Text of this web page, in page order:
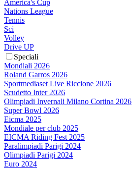
America's Cup
Nations League
Tennis
Sci
Volley
Drive UP
Speciali
Mondiali 2026
Roland Garros 2026
Sportmediaset Live Riccione 2026
Scudetto Inter 2026
Olimpiadi Invernali Milano Cortina 2026
Super Bowl 2026
Eicma 2025
Mondiale per club 2025
EICMA Riding Fest 2025
Paralimpiadi Parigi 2024
Olimpiadi Parigi 2024
Euro 2024